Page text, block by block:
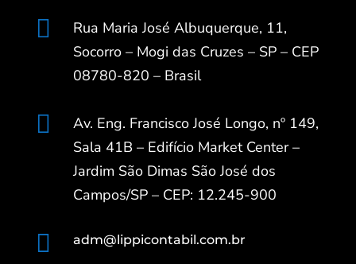

Rua Maria José Albuquerque, 11,
Socorro – Mogi das Cruzes – SP – CEP
08780-820 – Brasil

Av. Eng. Francisco José Longo, nº 149,
Sala 41B – Edifício Market Center –
Jardim São Dimas São José dos
Campos/SP – CEP: 12.245-900
 adm@lippicontabil.com.br